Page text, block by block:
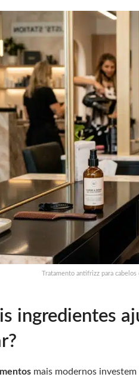
Tratamento antifrizz para
ingredientes
mais modernos